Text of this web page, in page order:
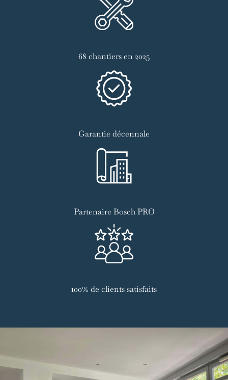
68 chantiers en 2025
Garantie décennale
Partenaire Bosch PRO
100% de clients satisfaits